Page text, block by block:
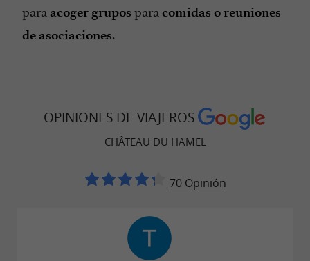
para acoger grupos para comidas o reuniones
de asociaciones.
OPINIONES DE VIAJEROS
CHÂTEAU DU HAMEL
70 Opinión